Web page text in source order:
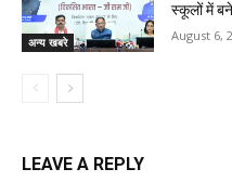
अन्य खबरे
स्कूलों में
August 6,
LEAVE A REPLY